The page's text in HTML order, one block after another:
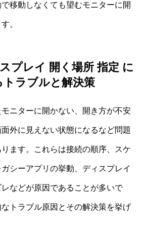
移動しなくても望むモニターに開
。
プレイ 開く場所 指定 に
トラブルと解決策
ニターに開かない、開き方が不安
外に見えない状態になるなど問題
ます。これらは接続の順序、スケ
シーアプリの挙動、ディスプレイ
などが原因であることが多いで
トラブル原因とその解決策を挙げ